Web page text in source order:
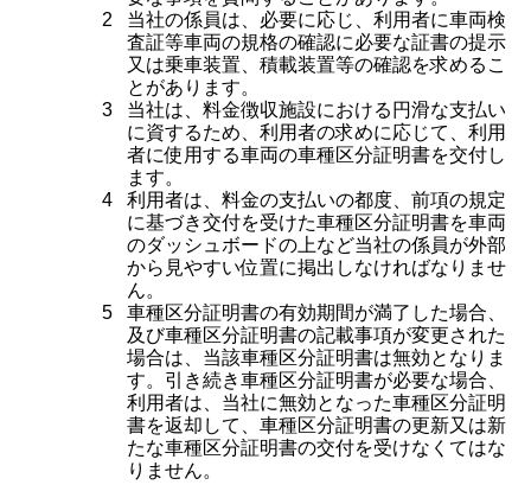
2 当社の係員は、必要に応じ、利用者に車両検
査証等車両の規格の確認に必要な証書の提示
又は乗車装置、積載装置等の確認を求めるこ
とがあります。
3 当社は、料金徴収施設における円滑な支払い
に資するため、利用者の求めに応じて、利用
者に使用する車両の車種区分証明書を交付し
ます。
4 利用者は、料金の支払いの都度、前項の規定
に基づき交付を受けた車種区分証明書を車両
のダッシュボードの上など当社の係員が外部
から見やすい位置に掲出しなければなりませ
ん。
5 車種区分証明書の有効期間が満了した場合、
及び車種区分証明書の記載事項が変更された
場合は、当該車種区分証明書は無効となりま
す。引き続き車種区分証明書が必要な場合、
利用者は、当社に無効となった車種区分証明
書を返却して、車種区分証明書の更新又は新
たな車種区分証明書の交付を受けなくてはな
りません。